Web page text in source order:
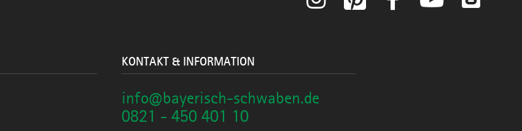
KONTAKT & INFORMATION
info@bayerisch-schwaben.de
0821 - 450 401 10